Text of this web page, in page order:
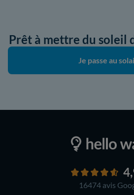
Prêt à mettre du soleil
Je passe au
16474 avis